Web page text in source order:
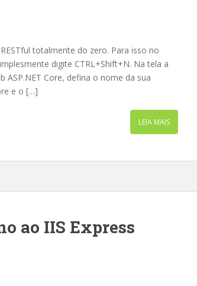
totalmente do zero. Para isso no
digite CTRL+Shift+N. Na tela a
ASP.NET Core, defina o nome da sua
e o […]
LEIA MAIS
ao IIS Express